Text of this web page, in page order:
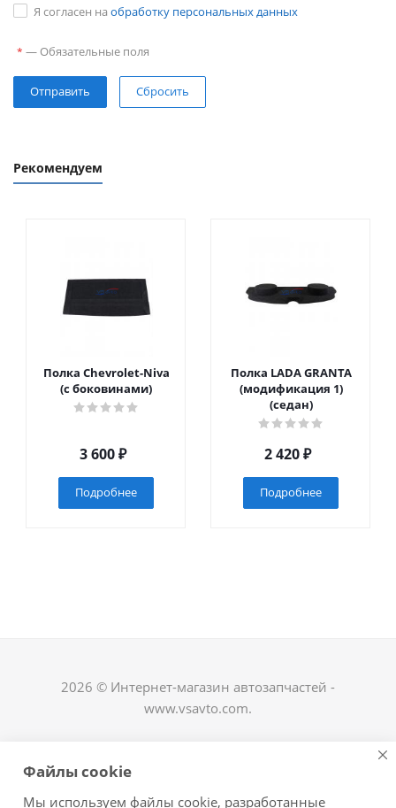
Я согласен на обработку персональных данных
* — Обязательные поля
Сбросить
Рекомендуем
Полка Chevrolet-Niva
(с боковинами)
3 600₽
Подробнее
Полка LADA GRANTA
(модификация 1)
(седан)
2 420₽
Подробнее
2026 © Интернет-магазин автозапчастей -
www.vsavto.com.
+7 (8482) 622-122 avtovs@yandex.ru
Файлы cookie
Мы используем файлы cookie, разработанные